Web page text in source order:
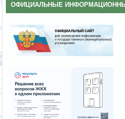
ОФИЦИАЛЬНЫЕ